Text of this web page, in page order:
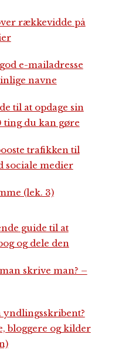
rækkevidde på
e-mailadresse
navne
til at opdage sin
ting du kan gøre
trafikken til
sociale medier
(lek. 3)
guide til at
og dele den
skrive man? –
yndlingsskribent?
bloggere og kilder